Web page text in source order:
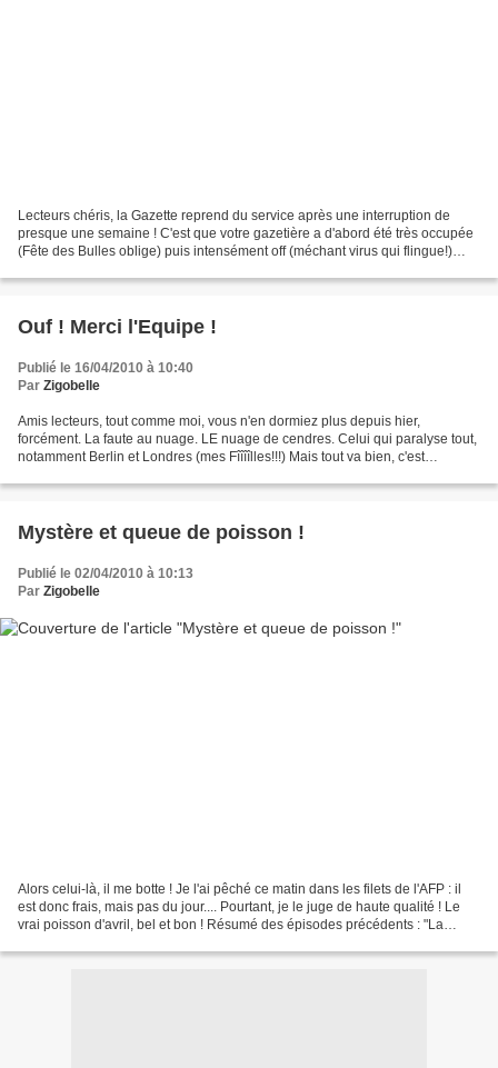
Lecteurs chéris, la Gazette reprend du service après une interruption de
presque une semaine ! C'est que votre gazetière a d'abord été très occupée
(Fête des Bulles oblige) puis intensément off (méchant virus qui flingue!)
Ouf ! Merci l'Equipe !
Publié le 16/04/2010 à 10:40
Par Zigobelle
Amis lecteurs, tout comme moi, vous n'en dormiez plus depuis hier,
forcément. La faute au nuage. LE nuage de cendres. Celui qui paralyse tout,
notamment Berlin et Londres (mes Fîîîîlles!!!) Mais tout va bien, c'est
Mystère et queue de poisson !
Publié le 02/04/2010 à 10:13
Par Zigobelle
Alors celui-là, il me botte ! Je l'ai pêché ce matin dans les filets de l'AFP : il
est donc frais, mais pas du jour.... Pourtant, je le juge de haute qualité ! Le
vrai poisson d'avril, bel et bon ! Résumé des épisodes précédents : "La